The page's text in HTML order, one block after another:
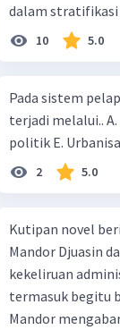
karena
atau
yang
lebih
Beri
dalam stratifikasi
10 5.0
Pada sistem
terjadi melalui..
politik E.
2 5.0
Kutipan novel
Mandor Djuasin
kekeliruan
termasuk begitu
Mandor